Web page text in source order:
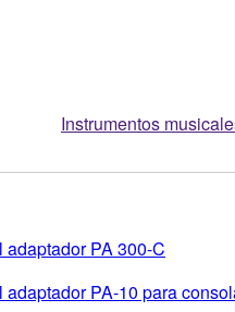
Instrumentos
PA 300-C
PA-10 para